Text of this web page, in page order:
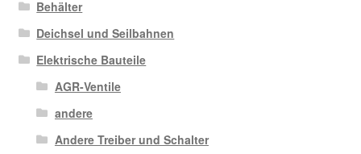
Behälter
Deichsel und Seilbahnen
Elektrische Bauteile
AGR-Ventile
andere
Andere Treiber und Schalter